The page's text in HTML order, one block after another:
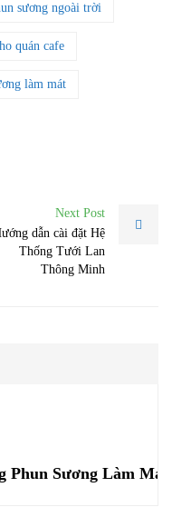
sương ngoài trời
quán cafe
làm mát
Next Post
dẫn cài đặt Hệ
Thống Tưới Lan
Thông Minh
Sương Làm Mát